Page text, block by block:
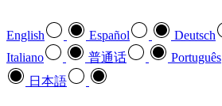
English Español Deutsch
Italiano
普通话 Português
日本語